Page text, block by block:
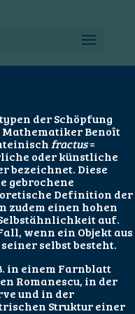
der Schöpfung
Mathematiker Benoît
fractus=
oder künstliche
bezeichnet. Diese
gebrochene
Definition der
zudem einen hohen
auf.
wenn ein Objekt aus
selbst besteht.
in einem Farnblatt
Romanescu, in der
und in der
Struktur einer